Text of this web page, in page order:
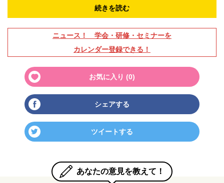
続きを読む
ニュース！ 学会・研修・セミナーを
カレンダー登録できる！
お気に入り (0)
シェアする
ツイートする
あなたの意見を教えて！